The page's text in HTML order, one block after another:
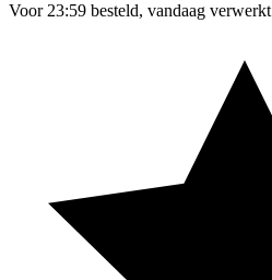
Voor 23:59 besteld, vandaag verwerkt